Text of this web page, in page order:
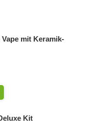
mit Keramik-
Kit